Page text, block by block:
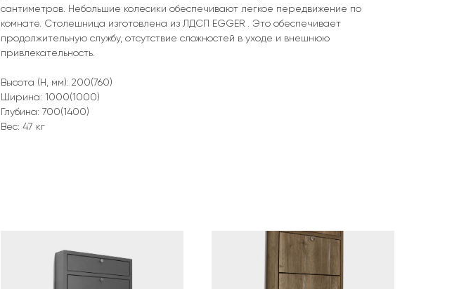
сантиметров. Небольшие колесики обеспечивают легкое передвижение по
комнате. Столешница изготовлена из ЛДСП EGGER . Это обеспечивает
продолжительную службу, отсутствие сложностей в уходе и внешнюю
привлекательность.
Высота (H, мм): 200(760)
Ширина: 1000(1000)
Глубина: 700(1400)
Вес: 47 кг